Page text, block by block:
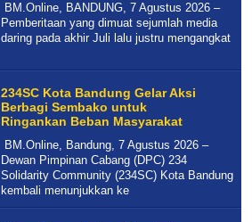
BM.Online, BANDUNG, 7 Agustus 2026 –
Pemberitaan yang dimuat sejumlah media
daring pada akhir Juli lalu justru mengangkat
234SC Kota Bandung Gelar Aksi
Berbagi Sembako untuk
Ringankan Beban Masyarakat
BM.Online, Bandung, 7 Agustus 2026 –
Dewan Pimpinan Cabang (DPC) 234
Solidarity Community (234SC) Kota Bandung
kembali menunjukkan ke